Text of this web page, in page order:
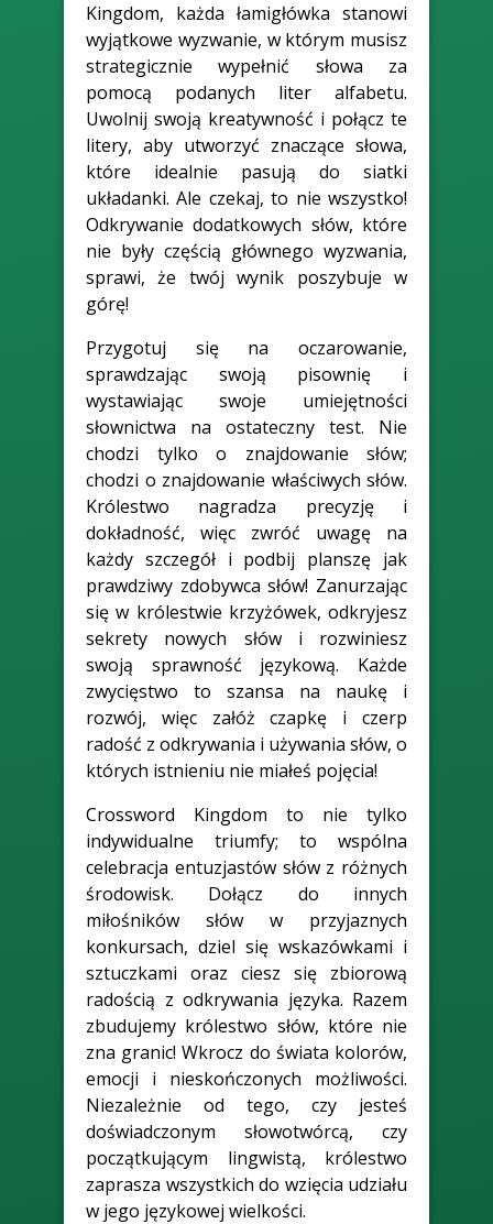
Kingdom, każda łamigłówka stanowi
wyjątkowe wyzwanie, w którym musisz
strategicznie wypełnić słowa za
pomocą podanych liter alfabetu.
Uwolnij swoją kreatywność i połącz te
litery, aby utworzyć znaczące słowa,
które idealnie pasują do siatki
układanki. Ale czekaj, to nie wszystko!
Odkrywanie dodatkowych słów, które
nie były częścią głównego wyzwania,
sprawi, że twój wynik poszybuje w
górę!
Przygotuj się na oczarowanie,
sprawdzając swoją pisownię i
wystawiając swoje umiejętności
słownictwa na ostateczny test. Nie
chodzi tylko o znajdowanie słów;
chodzi o znajdowanie właściwych słów.
Królestwo nagradza precyzję i
dokładność, więc zwróć uwagę na
każdy szczegół i podbij planszę jak
prawdziwy zdobywca słów! Zanurzając
się w królestwie krzyżówek, odkryjesz
sekrety nowych słów i rozwiniesz
swoją sprawność językową. Każde
zwycięstwo to szansa na naukę i
rozwój, więc załóż czapkę i czerp
radość z odkrywania i używania słów, o
których istnieniu nie miałeś pojęcia!
Crossword Kingdom to nie tylko
indywidualne triumfy; to wspólna
celebracja entuzjastów słów z różnych
środowisk. Dołącz do innych
miłośników słów w przyjaznych
konkursach, dziel się wskazówkami i
sztuczkami oraz ciesz się zbiorową
radością z odkrywania języka. Razem
zbudujemy królestwo słów, które nie
zna granic! Wkrocz do świata kolorów,
emocji i nieskończonych możliwości.
Niezależnie od tego, czy jesteś
doświadczonym słowotwórcą, czy
początkującym lingwistą, królestwo
zaprasza wszystkich do wzięcia udziału
w jego językowej wielkości.